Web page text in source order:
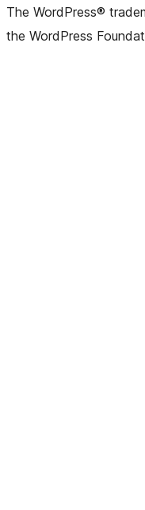
The WordPress®
the WordPress